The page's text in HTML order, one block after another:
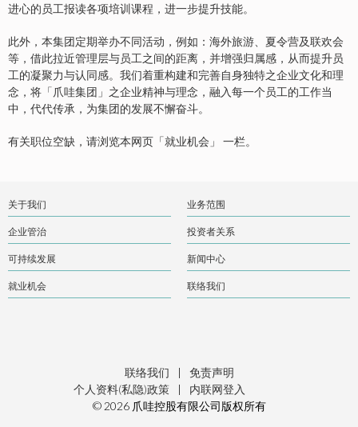
进心的员工报读各项培训课程，进一步提升技能。
此外，本集团定期举办不同活动，例如：海外旅游、夏令营及联欢会
等，借此拉近管理层与员工之间的距离，并增强归属感，从而提升员
工的凝聚力与认同感。我们着重构建和完善自身独特之企业文化和理
念，将「爪哇集团」之企业精神与理念，融入每一个员工的工作当
中，代代传承，为集团的发展不懈奋斗。
有关职位空缺，请浏览本网页「就业机会」 一栏。
关于我们 业务范围
企业管治 投资者关系
可持续发展 新闻中心
就业机会 联络我们
© 2026 爪哇控股有限公司版权所有
联络我们 |
免责声明
个人资料(私隐)政策
| 内联网登入